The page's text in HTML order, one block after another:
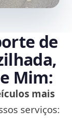
de
Mim:
mais
serviços: